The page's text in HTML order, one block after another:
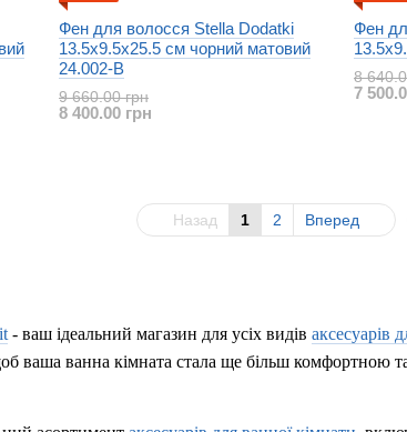
- ваш ідеальний магазин для усіх видів аксесуарів
ваша ванна кімната стала ще більш комфортною
Фен для волосся Stella Dodatki
13.5x9.5x25.5 см чорний матовий
24.002-B
9 660.00 грн
8 400.00 грн
Фен
8
7
Назад 1 2 Вперед